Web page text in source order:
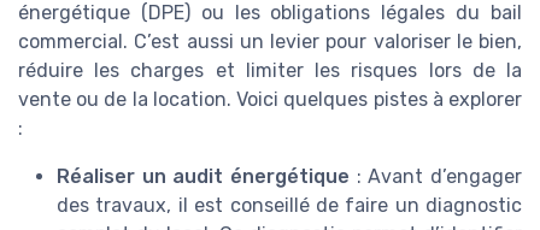
énergétique (DPE) ou les obligations légales du bail
commercial. C’est aussi un levier pour valoriser le bien,
réduire les charges et limiter les risques lors de la
vente ou de la location. Voici quelques pistes à explorer
:
Réaliser un audit énergétique : Avant d’engager
des travaux, il est conseillé de faire un diagnostic